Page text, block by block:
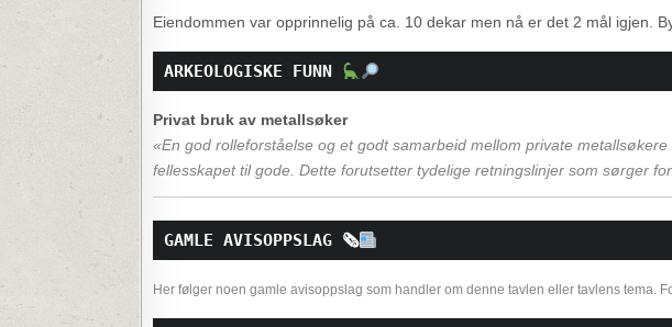
Eiendommen var opprinnelig på ca. 10 dekar men nå er det 2 mål igjen.
ARKEOLOGISKE FUNN
Privat bruk av metallsøker
«En god rolleforståelse og et godt samarbeid mellom private
fellesskapet til gode. Dette forutsetter tydelige retningslinjer som sørger
GAMLE AVISOPPSLAG 🗞
Her følger noen gamle avisoppslag som handler om denne tavlen eller tavlens tema.